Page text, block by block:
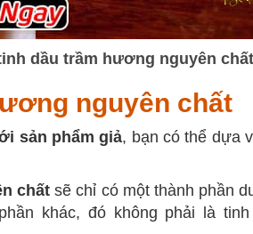
dầu trầm hương nguyên chất
nguyên chất
sản phẩm giả, bạn có thể dựa
chấtsẽ chỉ có một thành phần
khác, đó không phải là